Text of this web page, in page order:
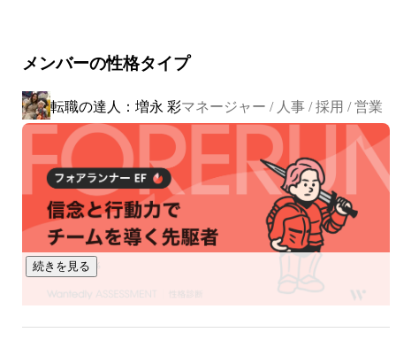
佐渡島でのWebエンジニア雇用の創出と、佐渡島島内のDX
推進をしています。
◇ エンジニア教育事業
社内研修制度「PRUMアカデミー」で培ったノウハウを活
かして、
個人向け・法人向けに実践的なプログラミングスクールを
提供しています。
メンバーの性格タイプ
転職の達人：増永 彩マネージャー / 人事 / 採用 / 営業
続きを見る